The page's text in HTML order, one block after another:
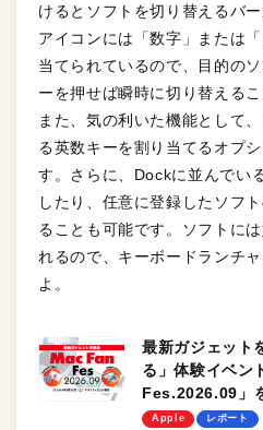
けるとソフトを切り替えるバ
アイコンには「数字」または
当てられているので、目的の
ーを押せば瞬時に切り替えるこ
また、気の利いた機能として
る英数キーを割り当てるオプ
す。さらに、Dockに並んでい
したり、任意に登録したソフ
ることも可能です。ソフトに
れるので、キーボードランチ
よ。
最新ガジェット
る」体験イベン
Fes.2026.09」
します！
Apple レポート